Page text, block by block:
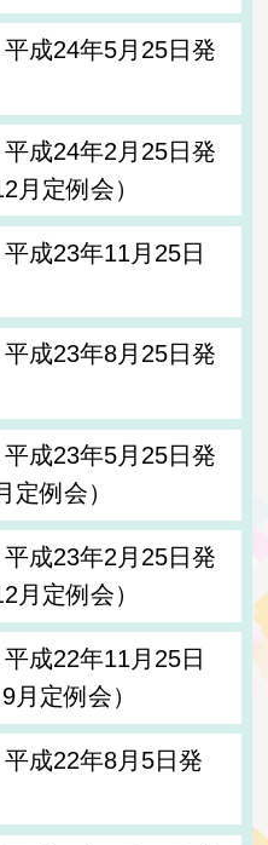
成24年5月25日発
成24年2月25日発
月定例会）
成23年11月25日
成23年8月25日発
成23年5月25日発
例会）
成23年2月25日発
月定例会）
成22年11月25日
定例会）
成22年8月5日発